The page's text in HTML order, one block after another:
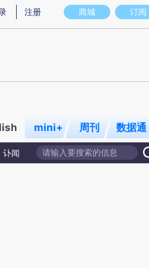
意图存在偏差。不代表财新观点和立场。
商城 订阅
注册
mini+ 周刊 数据通
讣闻